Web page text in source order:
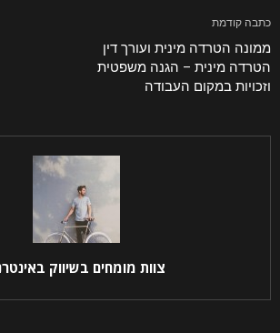
כתבה קודמת
ממונה הטרדה מינית ועורך דין
הטרדה מינית – הגנה משפטית
וזכויות במקום העבודה
צוות מומחים בשיווק
ומסכים/ה לשמירת המידע לצורך טיפול בפנייתי